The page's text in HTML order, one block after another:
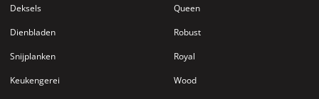
Deksels
Dienbladen
Snijplanken
Keukengerei
Queen
Robust
Royal
Wood